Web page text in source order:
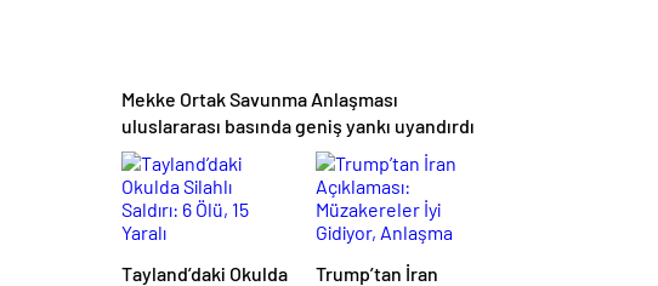
Mekke Ortak Savunma Anlaşması
uluslararası basında geniş yankı uyandırdı
Tayland’daki Okulda
Trump’tan İran